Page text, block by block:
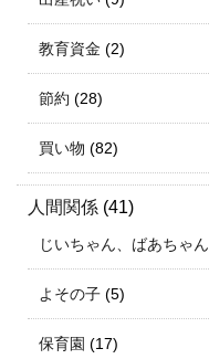
教育資金 (2)
節約 (28)
買い物 (82)
人間関係 (41)
じいちゃん、ばあちゃん
よその子 (5)
保育園 (17)